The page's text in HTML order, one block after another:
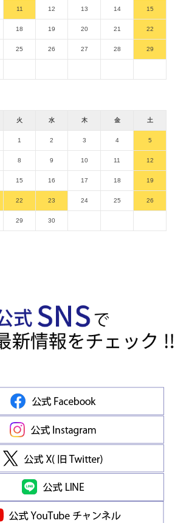
11 12 13 14 15
18 19 20 21 22
25 26 27 28 29
火 水 木 金 土
1 2 3 4 5
8 9 10 11 12
15 16 17 18 19
22 23 24 25 26
29 30